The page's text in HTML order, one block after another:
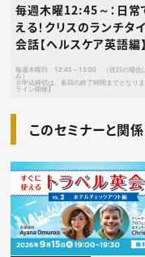
毎週木曜12:45～：日常
える！クリスのランチタ
会話【ヘルスケア英語編】
毎週木曜日 12:45～13:00 （祝日の場合
み）
※申込締切は、各回の終了時間までとなり
ライン開催】
このセミナーと関